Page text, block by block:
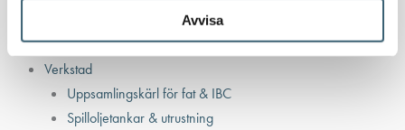
Avvisa
Verkstad
Uppsamlingskärl för fat & IBC
Spilloljetankar & utrustning